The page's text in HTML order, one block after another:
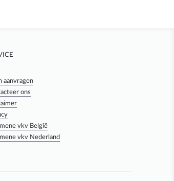
aanvragen
ons
vkv België
vkv Nederland